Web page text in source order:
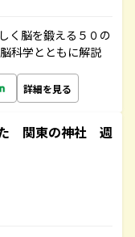
く脳を鍛える５０の
科学とともに解説
詳細を見る
た 関東の神社 週